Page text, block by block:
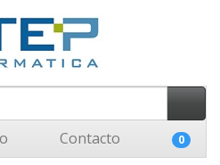
Contacto 0